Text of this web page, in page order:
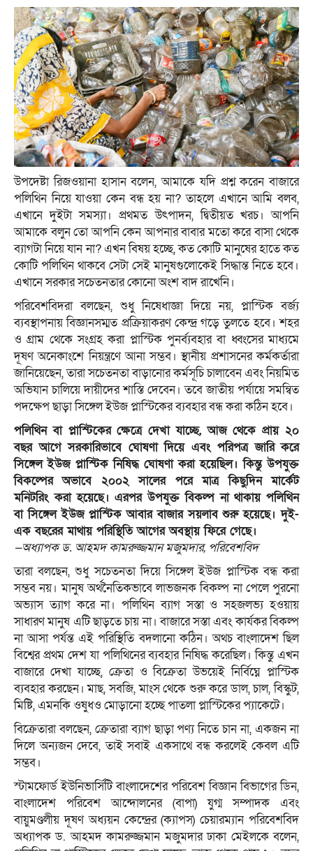
উপদেষ্টা রিজওয়ানা হাসান বলেন, আমাকে যদি প্রশ্ন করেন বাজারে
পলিথিন নিয়ে যাওয়া কেন বন্ধ হয় না? তাহলে এখানে আমি বলব,
এখানে দুইটা সমস্যা। প্রথমত উৎপাদন, দ্বিতীয়ত খরচ। আপনি
আমাকে বলুন তো আপনি কেন আপনার বাবার মতো করে বাসা থেকে
ব্যাগটা নিয়ে যান না? এখন বিষয় হচ্ছে, কত কোটি মানুষের হাতে কত
কোটি পলিথিন থাকবে সেটা সেই মানুষগুলোকেই সিদ্ধান্ত নিতে হবে।
এখানে সরকার সচেতনতার কোনো অংশ বাদ রাখেনি।
পরিবেশবিদরা বলছেন, শুধু নিষেধাজ্ঞা দিয়ে নয়, প্লাস্টিক বর্জ্য
ব্যবস্থাপনায় বিজ্ঞানসম্মত প্রক্রিয়াকরণ কেন্দ্র গড়ে তুলতে হবে। শহর
ও গ্রাম থেকে সংগ্রহ করা প্লাস্টিক পুনর্ব্যবহার বা ধ্বংসের মাধ্যমে
দূষণ অনেকাংশে নিয়ন্ত্রণে আনা সম্ভব। স্থানীয় প্রশাসনের কর্মকর্তারা
জানিয়েছেন, তারা সচেতনতা বাড়ানোর কর্মসূচি চালাবেন এবং নিয়মিত
অভিযান চালিয়ে দায়ীদের শাস্তি দেবেন। তবে জাতীয় পর্যায়ে সমন্বিত
পদক্ষেপ ছাড়া সিঙ্গেল ইউজ প্লাস্টিকের ব্যবহার বন্ধ করা কঠিন হবে।
পলিথিন বা প্লাস্টিকের ক্ষেত্রে দেখা যাচ্ছে, আজ থেকে প্রায় ২০
বছর আগে সরকারিভাবে ঘোষণা দিয়ে এবং পরিপত্র জারি করে
সিঙ্গেল ইউজ প্লাস্টিক নিষিদ্ধ ঘোষণা করা হয়েছিল। কিন্তু উপযুক্ত
বিকল্পের অভাবে ২০০২ সালের পরে মাত্র কিছুদিন মার্কেট
মনিটরিং করা হয়েছে। এরপর উপযুক্ত বিকল্প না থাকায় পলিথিন
বা সিঙ্গেল ইউজ প্লাস্টিক আবার বাজার সয়লাব শুরু হয়েছে। দুই-
এক বছরের মাথায় পরিস্থিতি আগের অবস্থায় ফিরে গেছে।
—অধ্যাপক ড. আহমদ কামরুজ্জমান মজুমদার, পরিবেশবিদ
তারা বলছেন, শুধু সচেতনতা দিয়ে সিঙ্গেল ইউজ প্লাস্টিক বন্ধ করা
সম্ভব নয়। মানুষ অর্থনৈতিকভাবে লাভজনক বিকল্প না পেলে পুরনো
অভ্যাস ত্যাগ করে না। পলিথিন ব্যাগ সস্তা ও সহজলভ্য হওয়ায়
সাধারণ মানুষ এটি ছাড়তে চায় না। বাজারে সস্তা এবং কার্যকর বিকল্প
না আসা পর্যন্ত এই পরিস্থিতি বদলানো কঠিন। অথচ বাংলাদেশ ছিল
বিশ্বের প্রথম দেশ যা পলিথিনের ব্যবহার নিষিদ্ধ করেছিল। কিন্তু এখন
বাজারে দেখা যাচ্ছে, ক্রেতা ও বিক্রেতা উভয়েই নির্বিঘ্নে প্লাস্টিক
ব্যবহার করছেন। মাছ, সবজি, মাংস থেকে শুরু করে ডাল, চাল, বিস্কুট,
মিষ্টি, এমনকি ওষুধও মোড়ানো হচ্ছে পাতলা প্লাস্টিকের প্যাকেটে।
বিক্রেতারা বলছেন, ক্রেতারা ব্যাগ ছাড়া পণ্য নিতে চান না, একজন না
দিলে অন্যজন দেবে, তাই সবাই একসাথে বন্ধ করলেই কেবল এটি
সম্ভব।
স্টামফোর্ড ইউনিভার্সিটি বাংলাদেশের পরিবেশ বিজ্ঞান বিভাগের ডিন,
বাংলাদেশ পরিবেশ আন্দোলনের (বাপা) যুগ্ম সম্পাদক এবং
বায়ুমণ্ডলীয় দূষণ অধ্যয়ন কেন্দ্রের (ক্যাপস) চেয়ারম্যান পরিবেশবিদ
অধ্যাপক ড. আহমদ কামরুজ্জমান মজুমদার ঢাকা মেইলকে বলেন,